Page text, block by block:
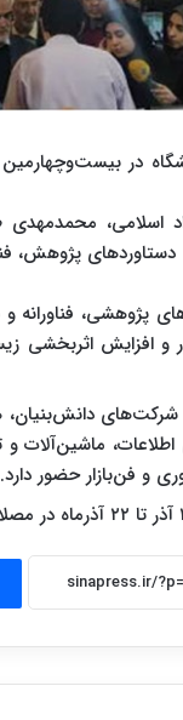
در
اسلامی،
پژوهش،
پژوهشی،
اثربخشی
اسلامی با ۱۸۶ محصول از
اطلاعات،
و فن‌بازار حضور دارد.